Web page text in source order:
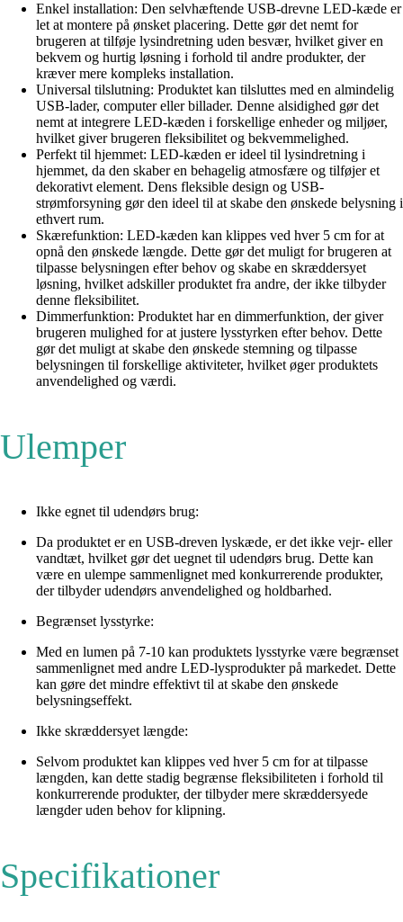
Enkel installation: Den selvhæftende USB-drevne LED-kæde er
let at montere på ønsket placering. Dette gør det nemt for
brugeren at tilføje lysindretning uden besvær, hvilket giver en
bekvem og hurtig løsning i forhold til andre produkter, der
kræver mere kompleks installation.
Universal tilslutning: Produktet kan tilsluttes med en almindelig
USB-lader, computer eller billader. Denne alsidighed gør det
nemt at integrere LED-kæden i forskellige enheder og miljøer,
hvilket giver brugeren fleksibilitet og bekvemmelighed.
Perfekt til hjemmet: LED-kæden er ideel til lysindretning i
hjemmet, da den skaber en behagelig atmosfære og tilføjer et
dekorativt element. Dens fleksible design og USB-
strømforsyning gør den ideel til at skabe den ønskede belysning i
ethvert rum.
Skærefunktion: LED-kæden kan klippes ved hver 5 cm for at
opnå den ønskede længde. Dette gør det muligt for brugeren at
tilpasse belysningen efter behov og skabe en skræddersyet
løsning, hvilket adskiller produktet fra andre, der ikke tilbyder
denne fleksibilitet.
Dimmerfunktion: Produktet har en dimmerfunktion, der giver
brugeren mulighed for at justere lysstyrken efter behov. Dette
gør det muligt at skabe den ønskede stemning og tilpasse
belysningen til forskellige aktiviteter, hvilket øger produktets
anvendelighed og værdi.
Ulemper
Ikke egnet til udendørs brug:
Da produktet er en USB-dreven lyskæde, er det ikke vejr- eller
vandtæt, hvilket gør det uegnet til udendørs brug. Dette kan
være en ulempe sammenlignet med konkurrerende produkter,
der tilbyder udendørs anvendelighed og holdbarhed.
Begrænset lysstyrke:
Med en lumen på 7-10 kan produktets lysstyrke være begrænset
sammenlignet med andre LED-lysprodukter på markedet. Dette
kan gøre det mindre effektivt til at skabe den ønskede
belysningseffekt.
Ikke skræddersyet længde:
Selvom produktet kan klippes ved hver 5 cm for at tilpasse
længden, kan dette stadig begrænse fleksibiliteten i forhold til
konkurrerende produkter, der tilbyder mere skræddersyede
længder uden behov for klipning.
Specifikationer